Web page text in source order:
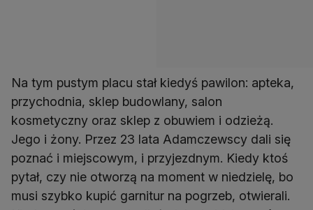
Na tym pustym placu stał kiedyś pawilon: apteka,
przychodnia, sklep budowlany, salon
kosmetyczny oraz sklep z obuwiem i odzieżą.
Jego i żony. Przez 23 lata Adamczewscy dali się
poznać i miejscowym, i przyjezdnym. Kiedy ktoś
pytał, czy nie otworzą na moment w niedzielę, bo
musi szybko kupić garnitur na pogrzeb, otwierali.